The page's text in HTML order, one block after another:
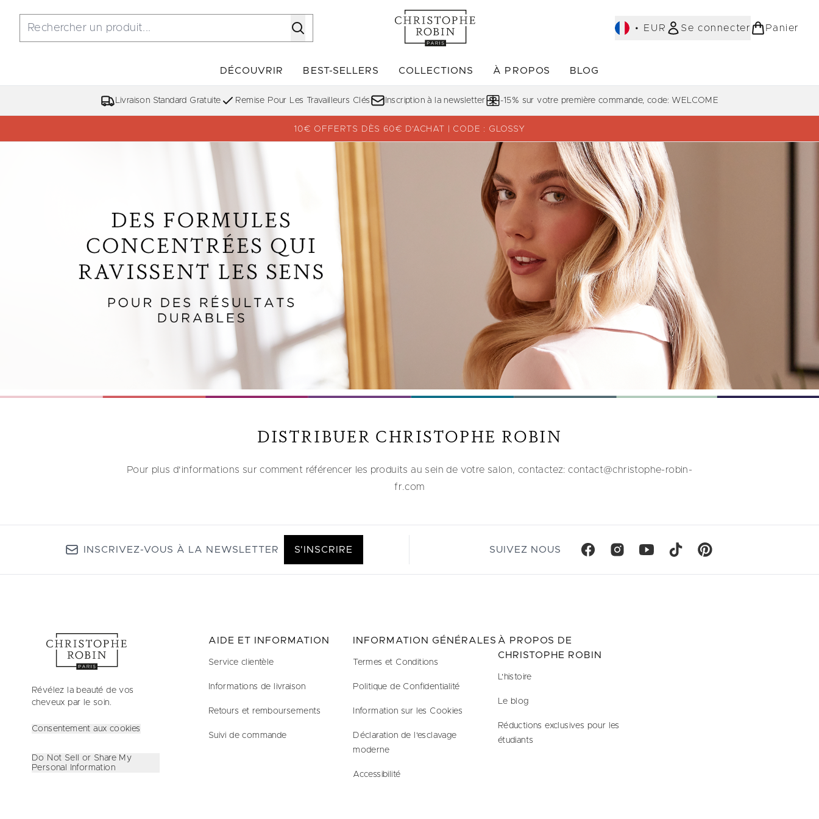
• EUR Se connecter Panier
DÉCOUVRIR
Accédez au sous-menu (DÉCOUVRIR)
BEST-SELLERS
Accédez au sous-menu (BEST-SELLERS)
COLLECTIONS
Accédez au sous-menu (COLLECTIONS)
À PROPOS BLOG
Livraison Standard Gratuite Remise Pour Les Travailleurs Clés Inscription à la newsletter -15% sur votre première commande, code: WELCOME
10€ OFFERTS DÈS 60€ D’ACHAT | CODE : GLOSSY
DISTRIBUER CHRISTOPHE ROBIN
Pour plus d'informations sur comment référencer les produits au sein de votre salon, contactez: contact@christophe-robin-
fr.com
INSCRIVEZ-VOUS À LA NEWSLETTER S'INSCRIRE SUIVEZ NOUS
Révélez la beauté de vos
cheveux par le soin.
Consentement aux cookies
Do Not Sell or Share My
Personal Information
AIDE ET INFORMATION
Service clientèle
Informations de livraison
Retours et remboursements
Suivi de commande
INFORMATION GÉNÉRALES
Termes et Conditions
Politique de Confidentialité
Information sur les Cookies
Déclaration de l'esclavage
moderne
Accessibilité
À PROPOS DE
CHRISTOPHE ROBIN
L'histoire
Le blog
Réductions exclusives pour les
étudiants